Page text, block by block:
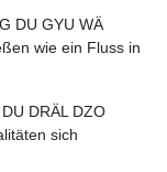
DU GYU WÄ
wie ein Fluss in
DRÄL DZO
sich